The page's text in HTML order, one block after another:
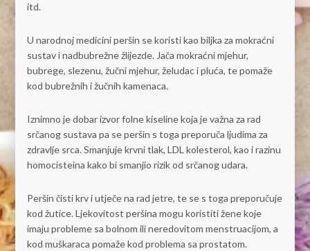
itd.
U narodnoj medicini peršin se koristi kao biljka za mokraćni
sustav i nadbubrežne žlijezde. Jača mokraćni mjehur,
bubrege, slezenu, žučni mjehur, želudac i pluća, te pomaže
kod bubrežnih i žučnih kamenaca.
Iznimno je dobar izvor folne kiseline koja je važna za rad
srčanog sustava pa se peršin s toga preporuča ljudima za
zdravlje srca. Smanjuje krvni tlak, LDL kolesterol, kao i razinu
homocisteina kako bi smanjio rizik od srčanog udara.
Peršin čisti krv i utječe na rad jetre, te se s toga preporučuje
kod žutice. Ljekovitost peršina mogu koristiti žene koje
imaju probleme sa bolnom ili neredovitom menstruacijom, a
kod muškaraca pomaže kod problema sa prostatom.